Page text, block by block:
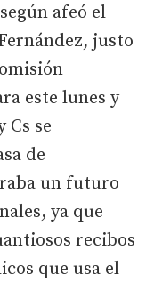
afeó el
justo
este lunes y
Cs se
de
un futuro
ya que
recibos
que usa el